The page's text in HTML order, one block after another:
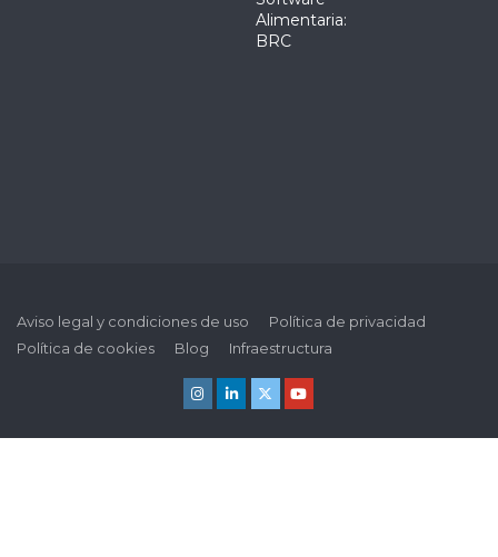
Alimentaria:
BRC
Aviso legal y condiciones de uso
Política de privacidad
Política de cookies
Blog Infraestructura